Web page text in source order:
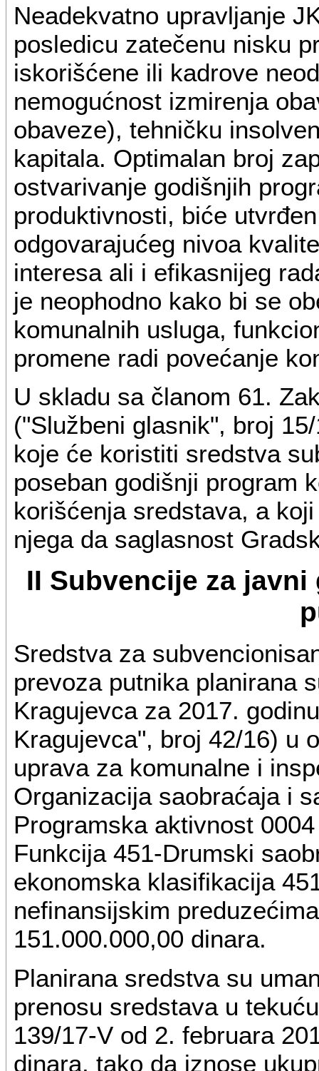
Neadekvatno upravljanje
posledicu zatečenu nisku
iskorišćene ili kadrove
nemogućnost izmirenja
obaveze), tehničku
kapitala. Optimalan broj
ostvarivanje godišnjih
produktivnosti, biće
odgovarajućeg nivoa
interesa ali i efikasnijeg
je neophodno kako bi se
komunalnih usluga,
promene radi povećanje
U skladu sa članom 61.
("Službeni glasnik", broj
koje će koristiti sredstva
poseban godišnji program
korišćenja sredstava, a
njega da saglasnost
II Subvencije za
Sredstva za
prevoza putnika planirana
Kragujevca za 2017.
Kragujevca", broj 42/16) u
uprava za komunalne i
Organizacija saobraćaja i
Programska aktivnost
Funkcija 451-Drumski
ekonomska klasifikacija
nefinansijskim
151.000.000,00 dinara.
Planirana sredstva su
prenosu sredstava u
139/17-V od 2. februara
dinara, tako da iznose